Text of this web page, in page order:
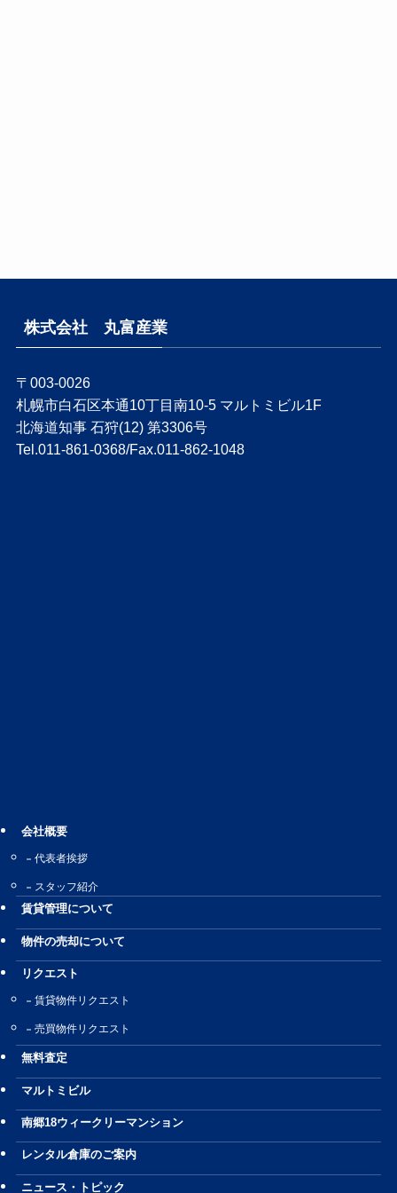
株式会社 丸富産業
〒003-0026
札幌市白石区本通10丁目南10-5 マルトミビル1F
北海道知事 石狩(12) 第3306号
Tel.011-861-0368/Fax.011-862-1048
会社概要
代表者挨拶
スタッフ紹介
賃貸管理について
物件の売却について
リクエスト
賃貸物件リクエスト
売買物件リクエスト
無料査定
マルトミビル
南郷18ウィークリーマンション
レンタル倉庫のご案内
ニュース・トピック